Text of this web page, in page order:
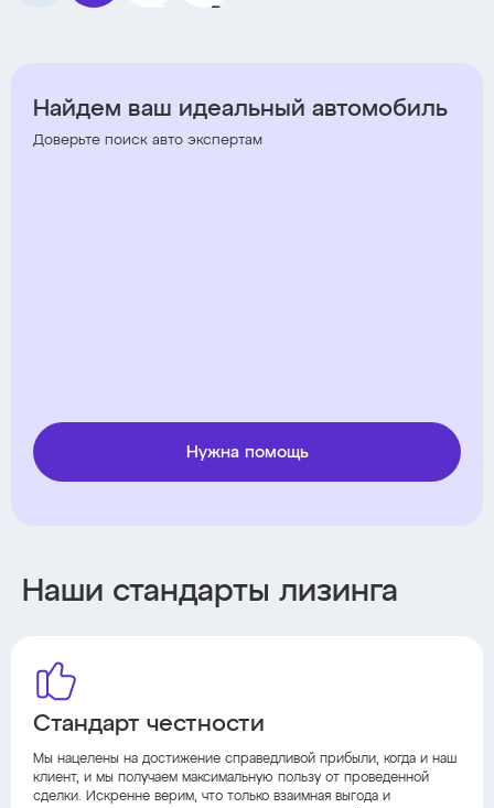
2
Найдем ваш идеальный автомобиль
Доверьте поиск авто экспертам
Нужна помощь
Наши стандарты лизинга
Стандарт честности
Мы нацелены на достижение справедливой прибыли, когда и наш
клиент, и мы получаем максимальную пользу от проведенной
сделки. Искренне верим, что только взаимная выгода и